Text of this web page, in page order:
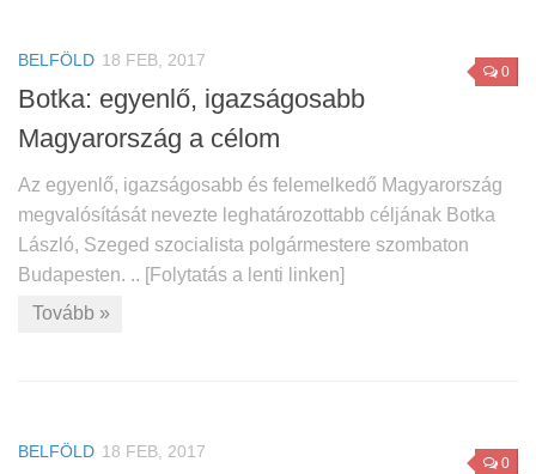
0
BELFÖLD 18 FEB, 2017
Botka: egyenlő, igazságosabb
Magyarország a célom
Az egyenlő, igazságosabb és felemelkedő Magyarország
megvalósítását nevezte leghatározottabb céljának Botka
László, Szeged szocialista polgármestere szombaton
Budapesten. .. [Folytatás a lenti linken]
Tovább »
0
BELFÖLD 18 FEB, 2017